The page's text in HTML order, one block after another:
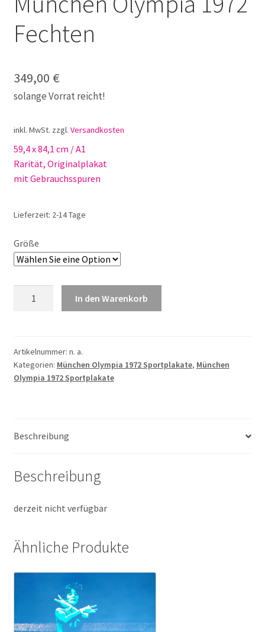
Fechten
349,00 €
solange Vorrat reicht!
inkl. MwSt. zzgl. Versandkosten
59,4 x 84,1 cm / A1
Rarität, Originalplakat
mit Gebrauchsspuren
Lieferzeit: 2-14 Tage
Größe
Menge
In den Warenkorb
Artikelnummer: n. a.
Kategorien: München Olympia 1972 Sportplakate, München
Olympia 1972 Sportplakate
Beschreibung
Beschreibung
derzeit nicht verfügbar
Ähnliche Produkte